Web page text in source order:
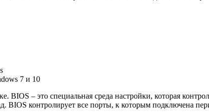
7 и 10
– это специальная среда настройки, которая
BIOS контролирует все порты, к которым подключена